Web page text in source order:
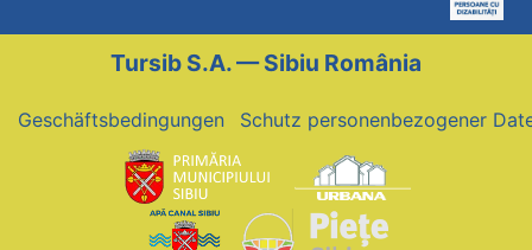
Tursib S.A. — Sibiu România
Geschäftsbedingungen Schutz personenbezogener